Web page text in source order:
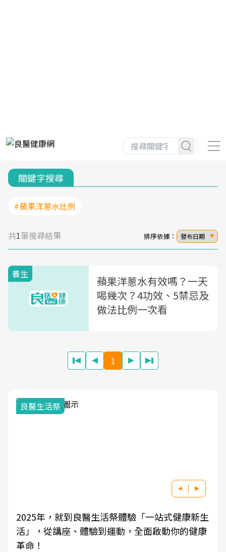
關鍵字搜尋
#蘋果洋蔥水比例
共1筆搜尋結果 排序依據： 發布日期
養生
蘋果洋蔥水有效嗎？一天
喝幾次？4功效、5禁忌及
做法比例一次看
1
良醫生活祭
2025年，就到良醫生活祭體驗「一站式健康新生
活」，從講座、體驗到運動，全面啟動你的健康
革命！